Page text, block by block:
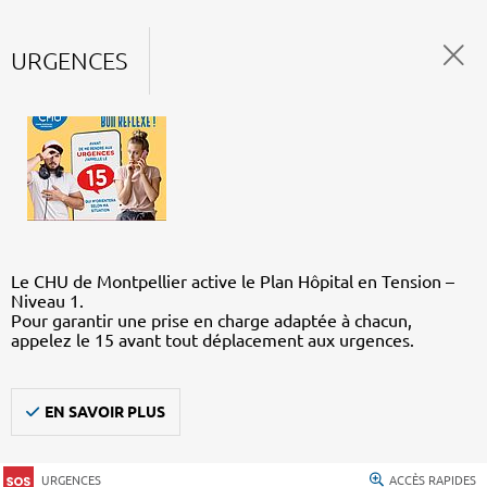
URGENCES
Le CHU de Montpellier active le Plan Hôpital en Tension –
Niveau 1.
Pour garantir une prise en charge adaptée à chacun,
appelez le 15 avant tout déplacement aux urgences.
EN SAVOIR PLUS
URGENCES ACCÈS RAPIDES